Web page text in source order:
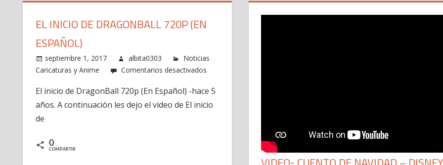
EL INICIO DE DRAGONBALL 720P (EN
ESPAÑOL)
septiembre 1, 2017 albita0303
Noticias
Caricaturas y Anime
Comentarios desactivadosen
inicio
de
El inicio de DragonBall 720p (En Español) -hace 5
años. A continuación les dejo el video de El inicio
de
0
COMPARTIR